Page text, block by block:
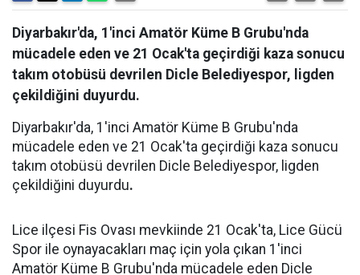
Diyarbakır'da, 1'inci Amatör Küme B Grubu'nda
mücadele eden ve 21 Ocak'ta geçirdiği kaza sonucu
takım otobüsü devrilen Dicle Belediyespor, ligden
çekildiğini duyurdu.
Diyarbakır'da, 1'inci Amatör Küme B Grubu'nda
mücadele eden ve 21 Ocak'ta geçirdiği kaza sonucu
takım otobüsü devrilen Dicle Belediyespor, ligden
çekildiğini duyurdu.
Lice ilçesi Fis Ovası mevkiinde 21 Ocak'ta, Lice Gücü
Spor ile oynayacakları maç için yola çıkan 1'inci
Amatör Küme B Grubu'nda mücadele eden Dicle